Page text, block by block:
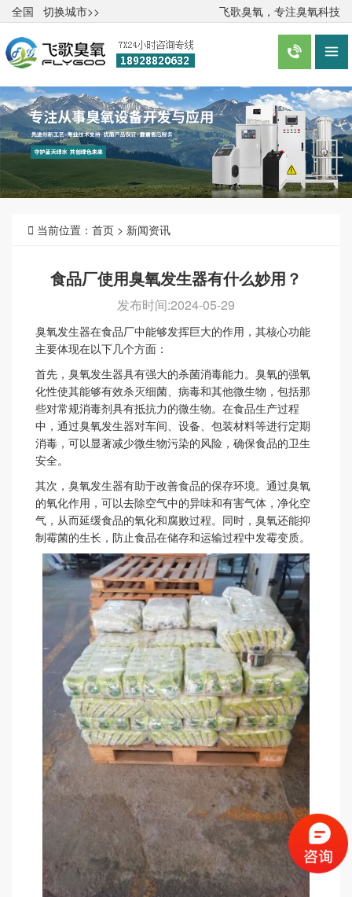
全国 切换城市>> 飞歌臭氧，专注臭氧科技
 
 当前位置： 首页 > 新闻资讯
食品厂使用臭氧发生器有什么妙用？
发布时间:2024-05-29
臭氧发生器在食品厂中能够发挥巨大的作用，其核心功能
主要体现在以下几个方面：
首先，臭氧发生器具有强大的杀菌消毒能力。臭氧的强氧
化性使其能够有效杀灭细菌、病毒和其他微生物，包括那
些对常规消毒剂具有抵抗力的微生物。在食品生产过程
中，通过臭氧发生器对车间、设备、包装材料等进行定期
消毒，可以显著减少微生物污染的风险，确保食品的卫生
安全。
其次，臭氧发生器有助于改善食品的保存环境。通过臭氧
的氧化作用，可以去除空气中的异味和有害气体，净化空
气，从而延缓食品的氧化和腐败过程。同时，臭氧还能抑
制霉菌的生长，防止食品在储存和运输过程中发霉变质。